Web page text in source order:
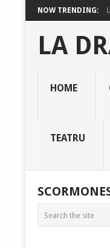
NOW TRENDING:
LA
HOME
TEATRU